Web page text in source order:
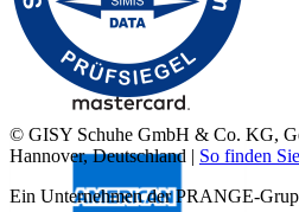
© GISY Schuhe GmbH & Co. KG,
Hannover, Deutschland | So finden
Ein Unternehmen der PRANGE-